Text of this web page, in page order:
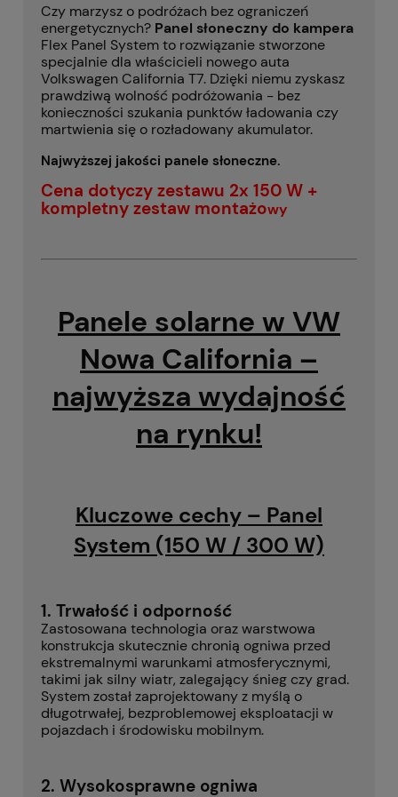
Czy marzysz o podróżach bez ograniczeń
energetycznych? Panel słoneczny do kampera
Flex Panel System to rozwiązanie stworzone
specjalnie dla właścicieli nowego auta
Volkswagen California T7. Dzięki niemu zyskasz
prawdziwą wolność podróżowania - bez
konieczności szukania punktów ładowania czy
martwienia się o rozładowany akumulator.
Najwyższej jakości panele słoneczne.
Cena dotyczy zestawu 2x 150 W +
kompletny zestaw montażowy
Panele solarne w VW
Nowa California –
najwyższa wydajność
na rynku!
Kluczowe cechy – Panel
System (150 W / 300 W)
1. Trwałość i odporność
Zastosowana technologia oraz warstwowa
konstrukcja skutecznie chronią ogniwa przed
ekstremalnymi warunkami atmosferycznymi,
takimi jak silny wiatr, zalegający śnieg czy grad.
System został zaprojektowany z myślą o
długotrwałej, bezproblemowej eksploatacji w
pojazdach i środowisku mobilnym.
2. Wysokosprawne ogniwa